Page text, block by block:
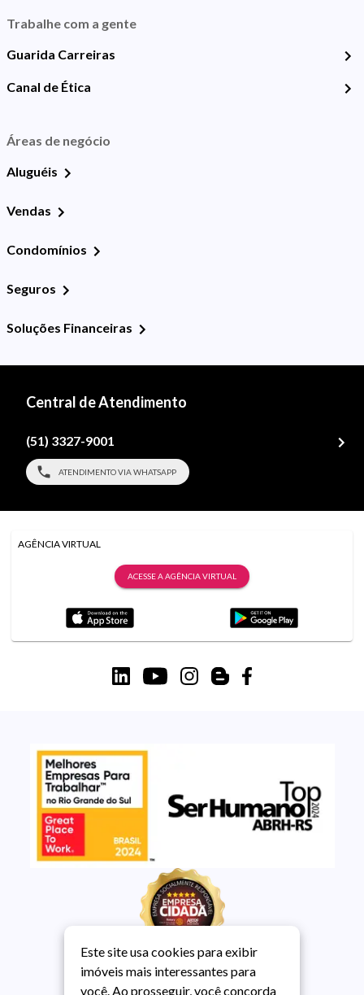
Trabalhe com a gente
Guarida Carreiras
Canal de Ética
Áreas de negócio
Aluguéis
Vendas
Condomínios
Seguros
Soluções Financeiras
Central de Atendimento
(51) 3327-9001
ATENDIMENTO VIA WHATSAPP
AGÊNCIA VIRTUAL
ACESSE A AGÊNCIA VIRTUAL
Este site usa cookies para exibir
imóveis mais interessantes para
você. Ao prosseguir, você concorda